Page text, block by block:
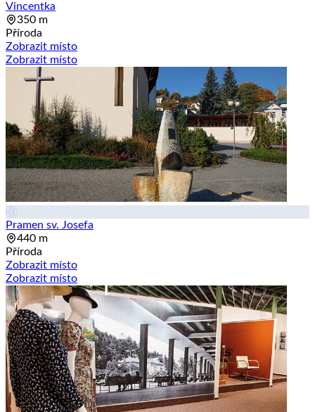
Vincentka
350 m
Příroda
Zobrazit místo
Zobrazit místo
Pramen sv. Josefa
440 m
Příroda
Zobrazit místo
Zobrazit místo